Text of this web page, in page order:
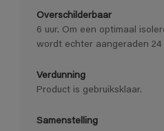
Overschilderbaar
6 uur. Om een optimaal
wordt echter aangeraden 24
Verdunning
Product is gebruiksklaar.
Samenstelling